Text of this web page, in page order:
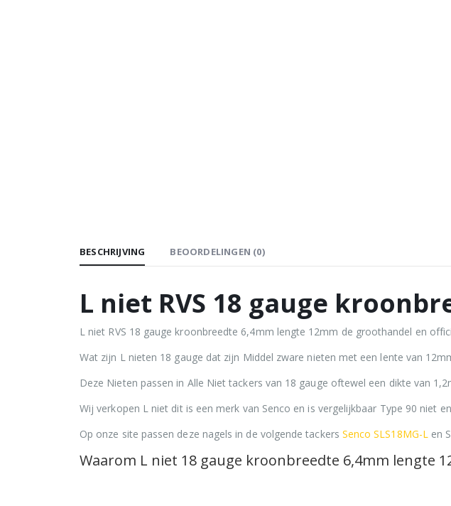
BESCHRIJVING BEOORDELINGEN (0)
L niet RVS 18 gauge
L niet RVS 18 gauge kroonbreedte 6,4mm lengte 12mm de groothandel en
Wat zijn L nieten 18 gauge dat zijn Middel zware nieten met een lente van
Deze Nieten passen in Alle Niet tackers van 18 gauge oftewel een dikte van
Wij verkopen L niet dit is een merk van Senco en is vergelijkbaar Type 90 niet
Op onze site passen deze nagels in de volgende tackers Senco SLS18MG-L en
Waarom L niet 18 gauge kroonbreedte 6,4mm lengte